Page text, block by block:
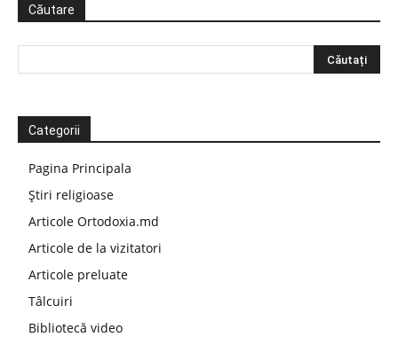
Căutare
Categorii
Pagina Principala
Știri religioase
Articole Ortodoxia.md
Articole de la vizitatori
Articole preluate
Tâlcuiri
Bibliotecă video